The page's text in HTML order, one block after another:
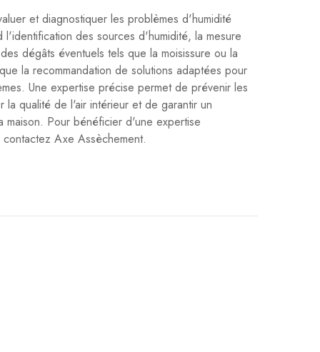
et diagnostiquer les problèmes d'humidité
l'identification des sources d'humidité, la mesure
dégâts éventuels tels que la moisissure ou la
la recommandation de solutions adaptées pour
Une expertise précise permet de prévenir les
la qualité de l'air intérieur et de garantir un
maison. Pour bénéficier d'une expertise
Axe Assèchement.